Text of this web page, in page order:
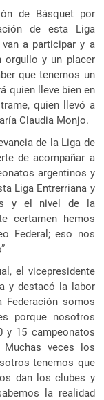
de Básquet por
de esta Liga
a participar y a
orgullo y un placer
que tenemos un
quien lleve bien en
quien llevó a
Claudia Monjo.
de la Liga de
de acompañar a
argentinos y
Liga Entrerriana y
y el nivel de la
certamen hemos
Federal; eso nos
el vicepresidente
y destacó la labor
Federación somos
porque nosotros
y 15 campeonatos
Muchas veces los
tenemos que
dan los clubes y
la realidad